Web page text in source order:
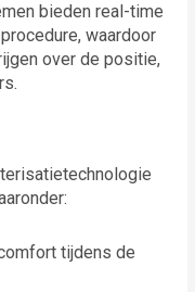
bieden real-time
waardoor
over de positie,
tijdens de